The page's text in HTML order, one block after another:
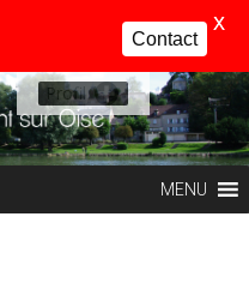
Profil
MENU
Contact
X